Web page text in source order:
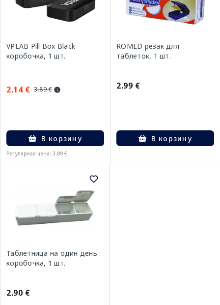
VPLAB Pill Box Black
коробочка, 1 шт.
2.14 € 3.89 €
В корзину
Регулярная цена: 3.89 €
ROMED резак для
таблеток, 1 шт.
2.99 €
В корзину
Таблетница на один день
коробочка, 1 шт.
2.90 €